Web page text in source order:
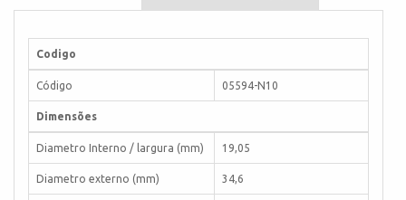
Codigo
Código 05594-N10
Dimensões
Diametro Interno / largura (mm) 19,05
Diametro externo (mm) 34,6